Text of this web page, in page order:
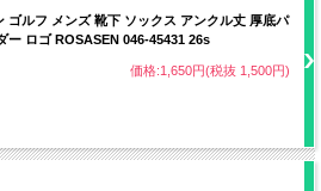
ゴルフ メンズ 靴下 ソックス アンクル丈 厚底パ
ー ロゴ ROSASEN 046-45431 26s
価格:1,650円(税抜 1,500円)